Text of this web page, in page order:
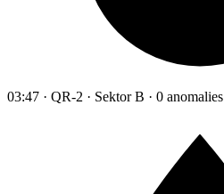
03:47 · QR-2 · Sektor B · 0 anomalies